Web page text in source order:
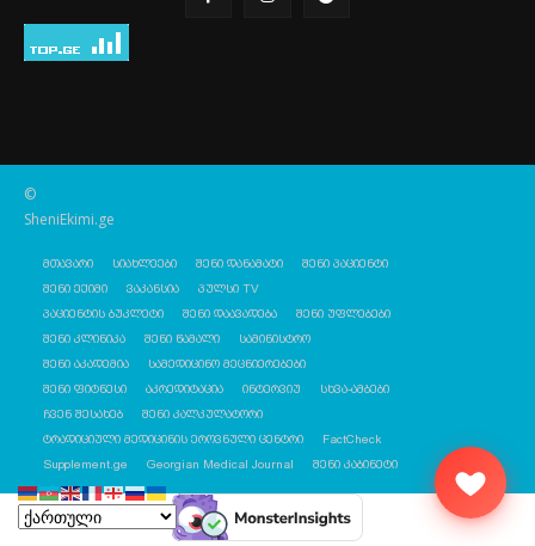
©
SheniEkimi.ge
მთავარი სიახლეები შენი დანამატი
შენი პაციენტი
შენი ექიმი
ვაკანსია
პულსი TV
პაციენტის ბუკლეტი
შენი დაავადება
შენი უფლებები
შენი კლინიკა
შენი წამალი
სამინისტრო
შენი აკადემია
სამედიცინო მეცნიერებები
შენი ფიტნესი
აკრედიტაცია ინტერვიუ
სხვა-ამბები
ჩვენ შესახებ
შენი კალკულატორი
ტრადიციული მედიცინის ეროვნული ცენტრი
FactCheck
Supplement.ge
Georgian Medical Journal შენი კაბინეტი